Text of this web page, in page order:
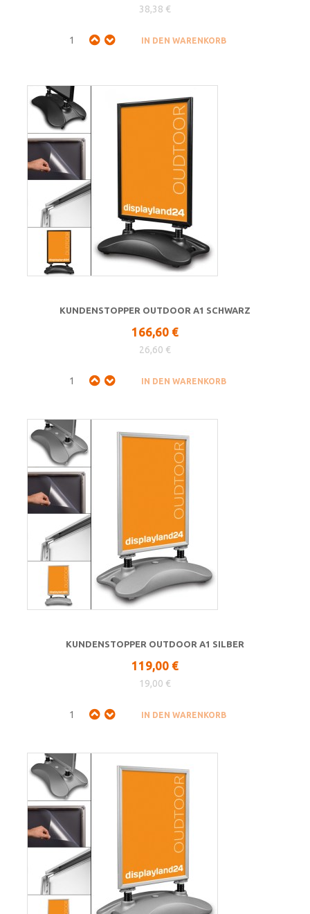
38,38 €
KUNDENSTOPPER OUTDOOR A1 SCHWARZ
166,60 €
26,60 €
KUNDENSTOPPER OUTDOOR A1 SILBER
119,00 €
19,00 €